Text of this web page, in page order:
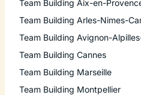
Team Building Aix-en-
Team Building Arles-Nimes-
Team Building Avignon-
Team Building Cannes
Team Building Marseille
Team Building Montpellier